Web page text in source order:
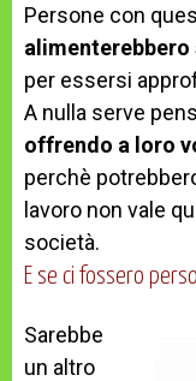
Persone con
per essersi
A nulla serve
offrendo a loro
perchè
lavoro non vale
società.
E se ci fossero
Sarebbe
un altro